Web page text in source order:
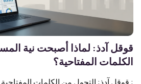
قوقل آدذ: لماذا أصبحت نية
الكلمات المفتاحية؟